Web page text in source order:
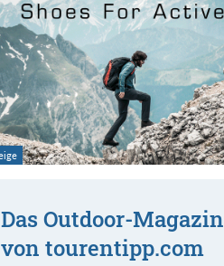
Das Outdoor-Magazin
von tourentipp.com